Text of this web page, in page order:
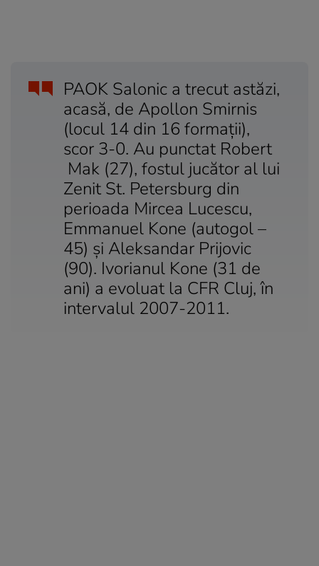
PAOK Salonic a trecut astăzi,
acasă, de Apollon Smirnis
(locul 14 din 16 formații),
scor 3-0. Au punctat Robert
Mak (27), fostul jucător al lui
Zenit St. Petersburg din
perioada Mircea Lucescu,
Emmanuel Kone (autogol –
45) și Aleksandar Prijovic
(90). Ivorianul Kone (31 de
ani) a evoluat la CFR Cluj, în
intervalul 2007-2011.